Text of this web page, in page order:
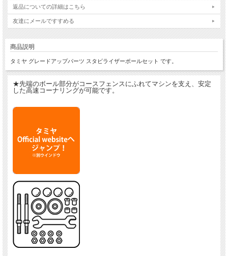
返品についての詳細はこちら
友達にメールですすめる
商品説明
タミヤ グレードアップパーツ スタビライザーポールセット です。
★先端のボール部分がコースフェンスにふれてマシンを支え、安定
した高速コーナリングが可能です。